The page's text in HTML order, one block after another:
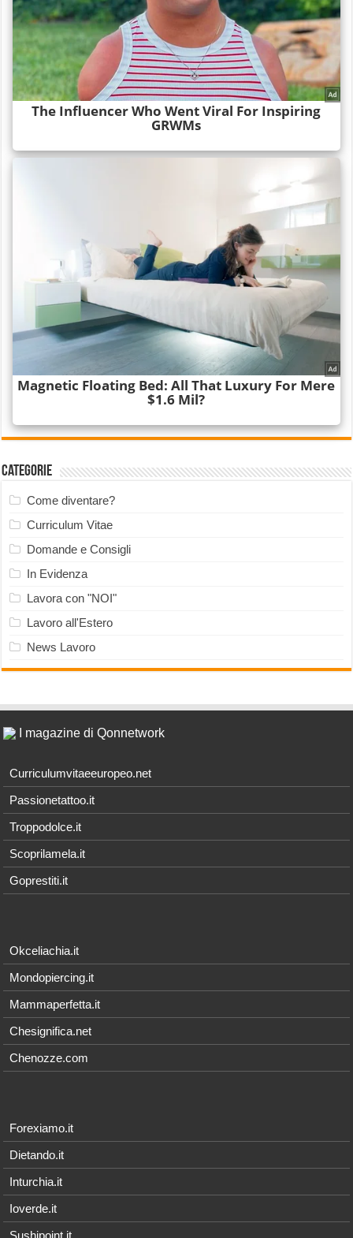
Categorie
Come diventare?
Curriculum Vitae
Domande e Consigli
In Evidenza
Lavora con "NOI"
Lavoro all'Estero
News Lavoro
I magazine di Qonnetwork
Curriculumvitaeeuropeo.net
Passionetattoo.it
Troppodolce.it
Scoprilamela.it
Goprestiti.it
Okceliachia.it
Mondopiercing.it
Mammaperfetta.it
Chesignifica.net
Chenozze.com
Forexiamo.it
Dietando.it
Inturchia.it
Ioverde.it
Sushipoint.it